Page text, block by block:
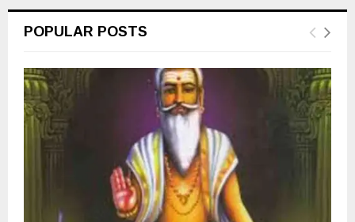
POPULAR POSTS